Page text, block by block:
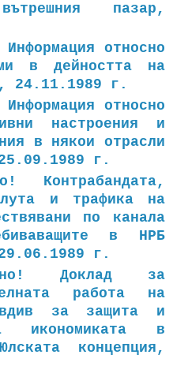
пазар,
относно
в дейността на
24.11.1989 г.
относно
настроения и
в някои отрасли
г.
Контрабандата,
и трафика на
по канала
в НРБ
г.
Доклад за
работа на
за защита и
икономиката в
концепция,